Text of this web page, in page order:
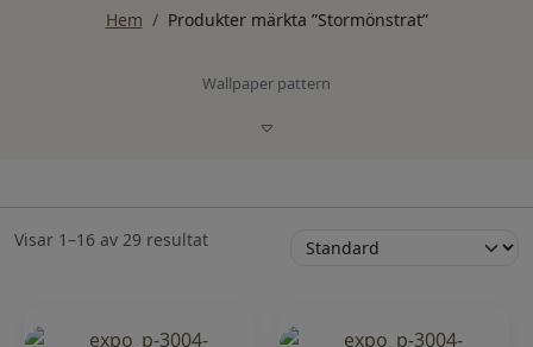
Hem / Produkter märkta ”Stormönstrat”
Wallpaper pattern
Visar 1–16 av 29 resultat